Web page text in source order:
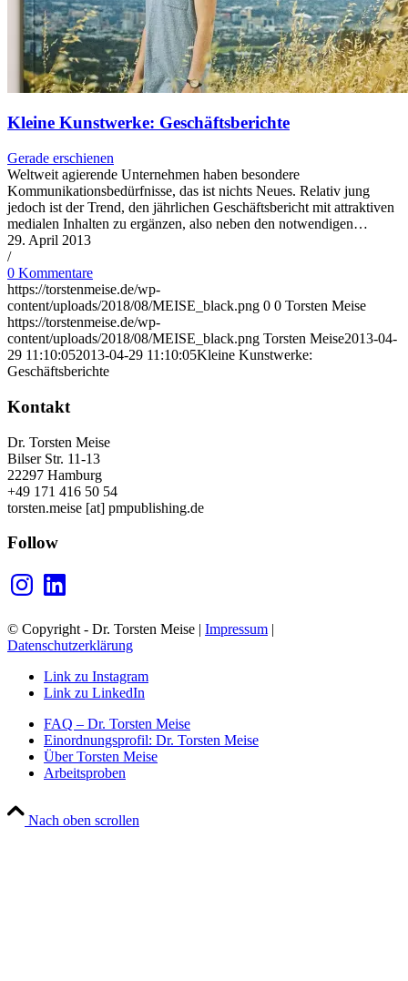
Kleine Kunstwerke: Geschäftsberichte
Gerade erschienen
Weltweit agierende Unternehmen haben besondere
Kommunikationsbedürfnisse, das ist nichts Neues. Relativ jung
jedoch ist der Trend, den jährlichen Geschäftsbericht mit attraktiven
medialen Inhalten zu ergänzen, also neben den notwendigen…
29. April 2013
/
0 Kommentare
https://torstenmeise.de/wp-
content/uploads/2018/08/MEISE_black.png 0 0 Torsten Meise
https://torstenmeise.de/wp-
content/uploads/2018/08/MEISE_black.png Torsten Meise2013-04-
29 11:10:052013-04-29 11:10:05Kleine Kunstwerke:
Geschäftsberichte
Kontakt
Dr. Torsten Meise
Bilser Str. 11-13
22297 Hamburg
+49 171 416 50 54
torsten.meise [at] pmpublishing.de
Follow
InstagramLinkedIn
© Copyright - Dr. Torsten Meise | Impressum |
Datenschutzerklärung
Link zu Instagram
Link zu LinkedIn
FAQ – Dr. Torsten Meise
Einordnungsprofil: Dr. Torsten Meise
Über Torsten Meise
Arbeitsproben
Nach oben scrollen